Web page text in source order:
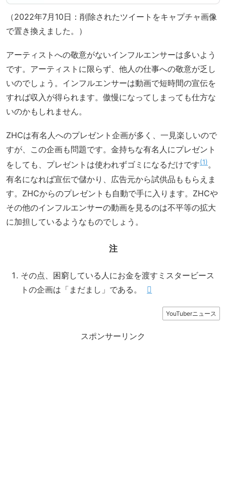
（2022年7月10日：削除されたツイートをキャプチャ画像
で置き換えました。）
アーティストへの敬意がないインフルエンサーは多いよう
です。アーティストに限らず、他人の仕事への敬意が乏し
いのでしょう。インフルエンサーは動画で短時間の宣伝を
すれば収入が得られます。傲慢になってしまっても仕方な
いのかもしれません。
ZHCは有名人へのプレゼント企画が多く、一見楽しいので
すが、この企画も問題です。金持ちな有名人にプレゼント
をしても、プレゼントは使われずゴミになるだけです 1 。
有名になれば宣伝で儲かり、広告元から試供品ももらえま
す。ZHCからのプレゼントも自動で手に入ります。ZHCや
その他のインフルエンサーの動画を見るのは不平等の拡大
に加担しているようなものでしょう。
注
その点、困窮している人にお金を渡すミスタービース
トの企画は「まだまし」である。
YouTuberニュース
スポンサーリンク